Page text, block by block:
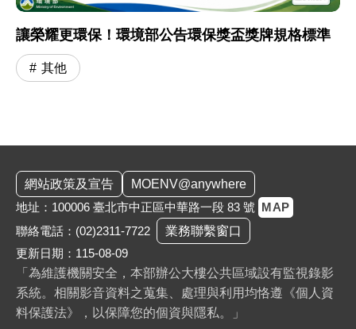
讓榮耀更環保！環境部公告環保獎盃獎牌規格標準
其他
網站政策及宣告
MOENV@anywhere
地址：100006 臺北市中正區中華路一段 83 號 MAP
聯絡電話： (02)2311-7722
業務聯繫窗口
更新日期：115-08-09
「為維護機關安全，本部辦公大樓公共區域設有監視錄影
系統。相關影音資料之蒐集、處理與利用均恪遵《個人資
料保護法》，以保障您的個資與隱私。」